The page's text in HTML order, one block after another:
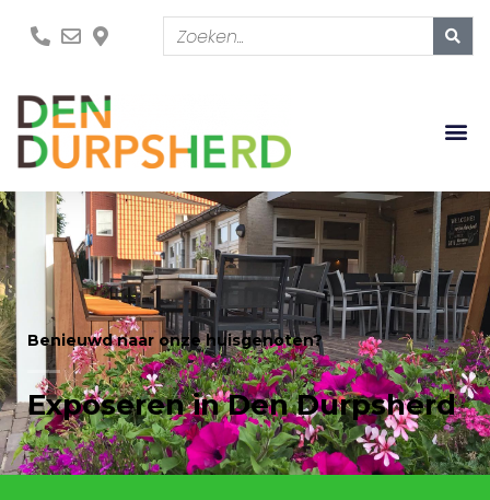
Benieuwd naar onze huisgenoten?
Exposeren in Den Durpsherd